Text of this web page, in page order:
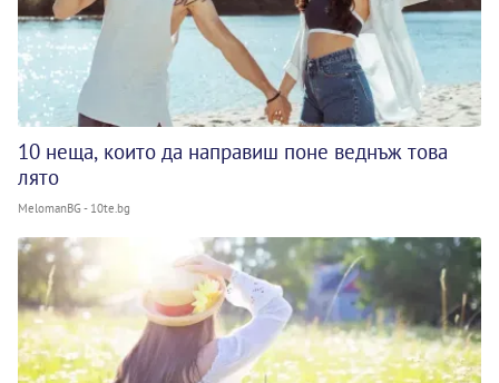
10 неща, които да направиш поне веднъж това
лято
MelomanBG - 10te.bg